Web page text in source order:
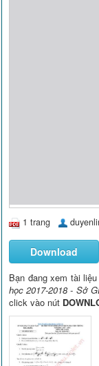
1 trang
Download
Bạn đang xem tài liệu
học 2017-2018 - Sở
click vào nút